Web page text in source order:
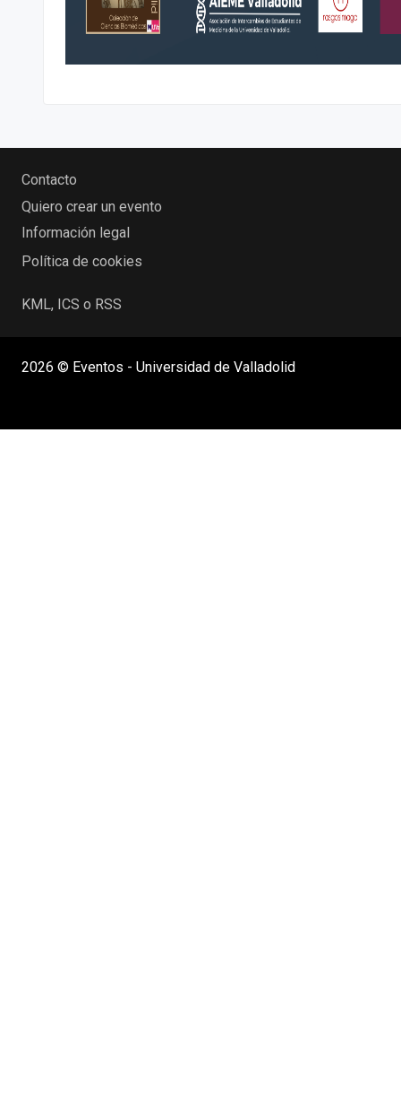
Contacto
Quiero crear un evento
Información legal
Política de cookies
KML, ICS o RSS
2026 © Eventos - Universidad de Valladolid